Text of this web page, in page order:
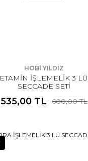
HOBİ YILDIZ
ETAMİN İŞLEMELİK 3 LÜ
SECCADE SETİ
535,00 TL 600,00 TL